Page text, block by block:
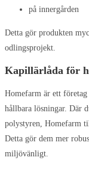
på innergården
Detta gör produkten
odlingsprojekt.
Kapillärlåda för
Homefarm är ett
hållbara lösningar. Där
polystyren, Homefarm
Detta gör dem mer
miljövänligt.